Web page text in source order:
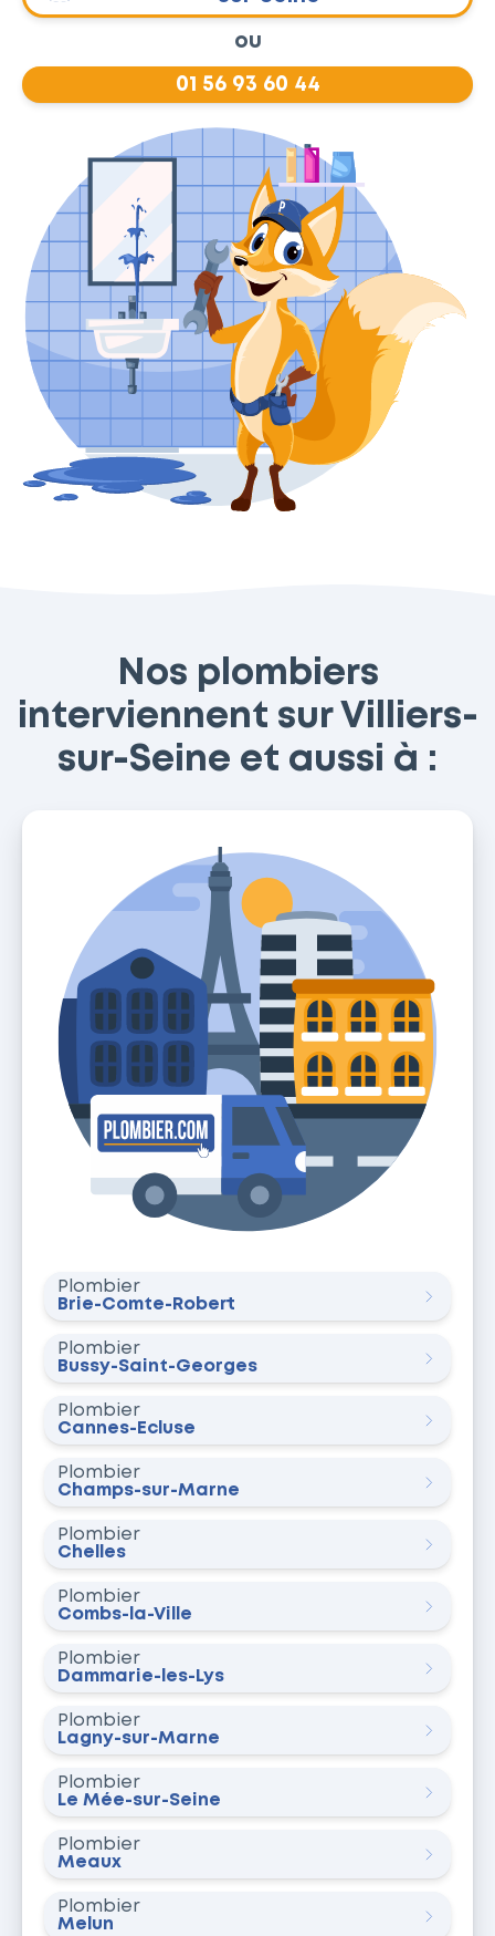
ou
01 56 93 60 44
Nos plombiers
interviennent sur Villiers-
sur-Seine et aussi à :
Plombier
Brie-Comte-Robert
Plombier
Bussy-Saint-Georges
Plombier
Cannes-Écluse
Plombier
Champs-sur-Marne
Plombier
Chelles
Plombier
Combs-la-Ville
Plombier
Dammarie-les-Lys
Plombier
Lagny-sur-Marne
Plombier
Le Mée-sur-Seine
Plombier
Meaux
Plombier
Melun